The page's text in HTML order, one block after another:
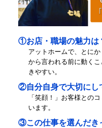
①お店・職場の魅力は
アットホームで、とに
から言われる前に動く
きやすい。
②自分自身で大切にし
「笑顔！」お客様との
います。
③この仕事を選んだき